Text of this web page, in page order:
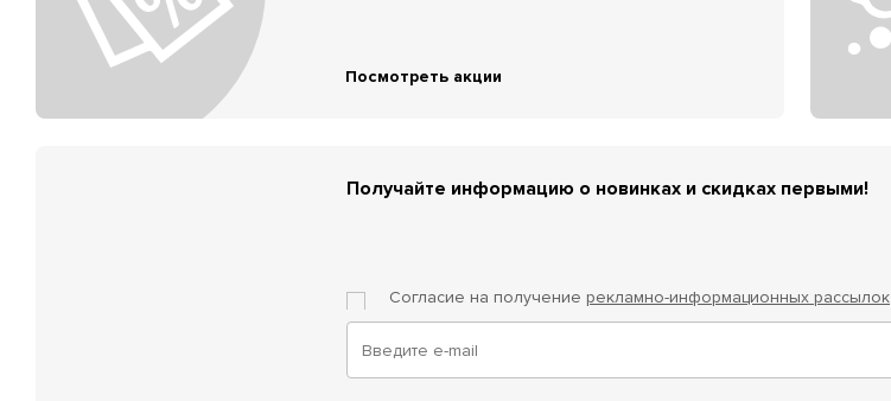
Посмотреть акции
Получайте информацию о новинках и скидках первыми!
Согласие на получение рекламно-информационных рассылок